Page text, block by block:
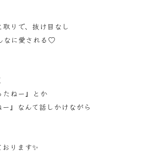
りで、抜け目なし
なに愛される♡
たねー』とか
ー』なんて話しかけながら
ります✨